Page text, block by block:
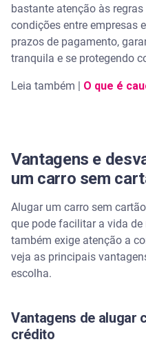
bastante atenção às
condições entre empresas
prazos de pagamento,
tranquila e se protegendo
Leia também | O que é
Vantagens e
um carro sem
Alugar um carro sem
que pode facilitar a vida
também exige atenção a
veja as principais
escolha.
Vantagens de alugar
crédito